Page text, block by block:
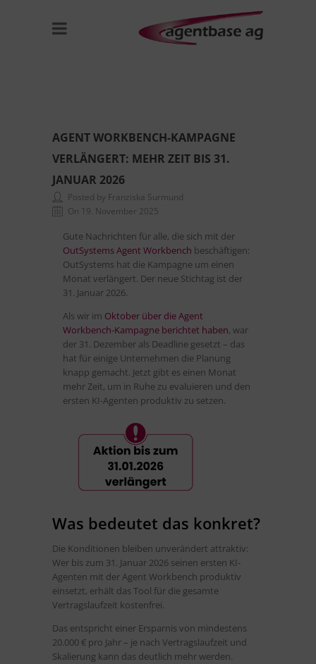
AGENT WORKBENCH-KAMPAGNE
VERLÄNGERT: MEHR ZEIT BIS 31.
JANUAR 2026
Posted by Franziska Surmund
On 19. November 2025
Gute Nachrichten für alle, die sich mit der
OutSystems Agent Workbench beschäftigen:
OutSystems hat die Kampagne um einen
Monat verlängert. Der neue Stichtag ist der
31. Januar 2026.
Als wir im Oktober über die Agent
Workbench-Kampagne berichtet haben, war
der 31. Dezember als Deadline gesetzt – das
hat für einige Unternehmen die Planung
knapp gemacht. Jetzt gibt es einen Monat
mehr Zeit, um in Ruhe zu evaluieren und den
ersten KI-Agenten produktiv zu setzen.
Was bedeutet das konkret?
Die Konditionen bleiben unverändert attraktiv:
Wer bis zum 31. Januar 2026 seinen ersten KI-
Agenten mit der Agent Workbench produktiv
einsetzt, erhält das Tool für die gesamte
Vertragslaufzeit kostenfrei.
Das entspricht einer Ersparnis von mindestens
20.000 € pro Jahr – je nach Vertragslaufzeit und
Skalierung kann das deutlich mehr werden.